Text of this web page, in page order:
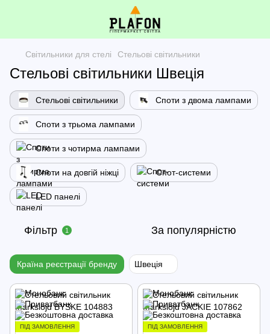
Світильники для стелі Стельові світильники
Стельові світильники Швеція
Стельові світильники Споти з двома лампами
Споти з трьома лампами
Споти з чотирма лампами
Споти на довгій ніжці Спот-системи
LED панелі
Фільтр 1 За популярністю
Країна реєстрації бренду Швеція
ПІД ЗАМОВЛЕННЯ ПІД ЗАМОВЛЕННЯ